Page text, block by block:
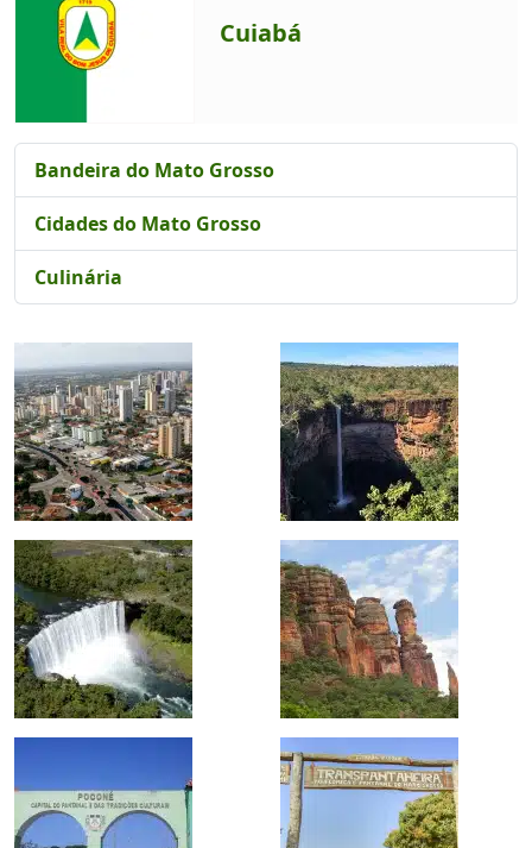
Cuiabá
Bandeira do Mato Grosso
Cidades do Mato Grosso
Culinária